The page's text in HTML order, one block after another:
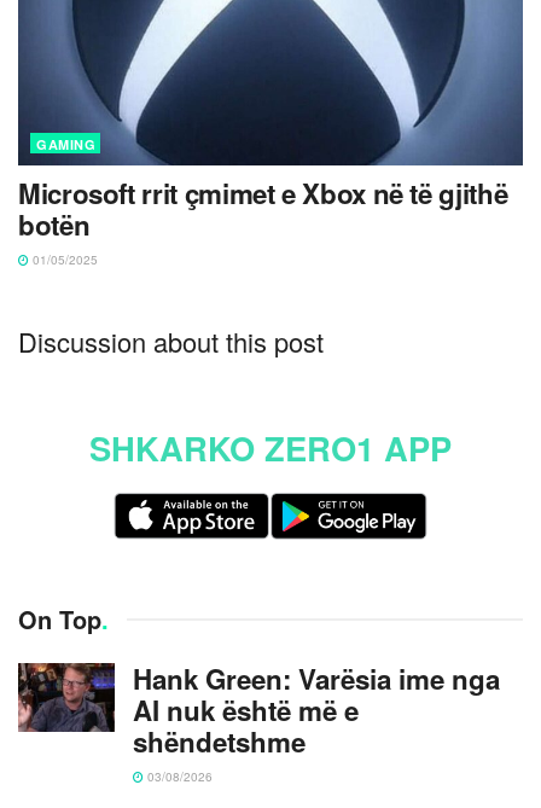
GAMING
Microsoft rrit çmimet e Xbox në të gjithë
botën
01/05/2025
Discussion about this post
SHKARKO ZERO1 APP
On Top.
Hank Green: Varësia ime nga
AI nuk është më e
shëndetshme
03/08/2026